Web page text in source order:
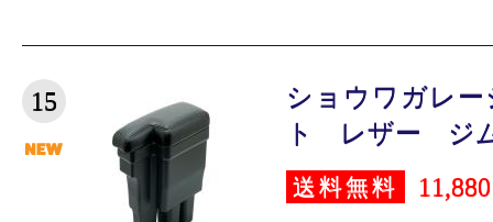
15
ショウワガレ
ト レザー ジ
送料無料